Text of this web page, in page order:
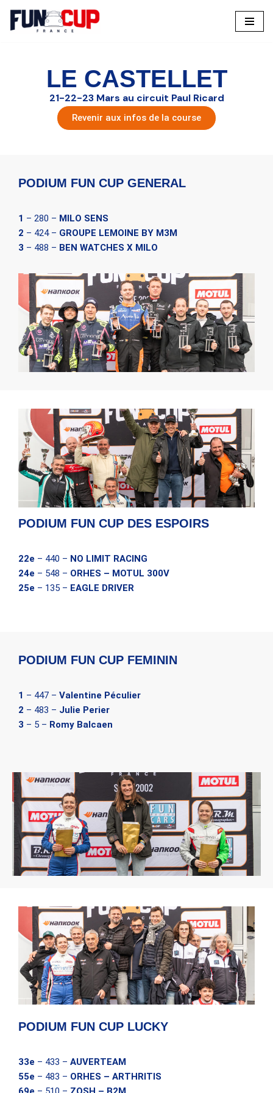
Aller
LE CASTELLET
21-22-23 Mars au circuit Paul Ricard
Revenir aux infos de la course
PODIUM FUN CUP GENERAL
1 – 280 – MILO SENS
2 – 424 – GROUPE LEMOINE BY M3M
3 – 488 – BEN WATCHES X MILO
PODIUM FUN CUP DES ESPOIRS
22e – 440 – NO LIMIT RACING
24e – 548 – ORHES – MOTUL 300V
25e – 135 – EAGLE DRIVER
PODIUM FUN CUP FEMININ
1 – 447 – Valentine Péculier
2 – 483 – Julie Perier
3 – 5 – Romy Balcaen
PODIUM FUN CUP LUCKY
33e – 433 – AUVERTEAM
55e – 483 – ORHES – ARTHRITIS